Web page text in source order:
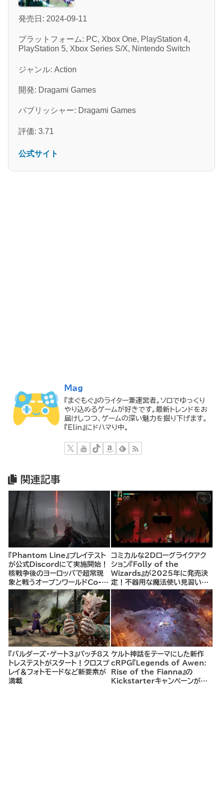
発売日: 2024-09-11
プラットフォーム: PC, Xbox One, PlayStation 4,
PlayStation 5, Xbox Series S/X, Nintendo Switch
ジャンル: Action
開発: Dragami Games
パブリッシャー: Dragami Games
評価: 3.71
公式サイト
Mag
『まぐもぐ』のライター兼運営者。ソロでゆっくり
やり込めるゲームが好きです。最新トレンドをお
届けしつつ、ゲームの深い魅力を掘り下げます。
『Elin』にドハマり中。
関連記事
『Phantom Line』プレイテスト
が公式Discordにて実施開始！
核戦争後のヨーロッパで超常現
象と戦うオープンワールドCo-
opシューター
コミカルな2Dローグライクアク
ション『Folly of the
Wizards』が2025年に発売決
定！不器用な魔法使い見習いと
して、ランダム生成ダンジョンを
探索し、世界を救う冒険へ。
『バルダーズ・ゲート3』パッチ8ス
トレステストがスタート！クロスプ
レイ＆フォトモードなど新要素が
満載
ケルト神話をテーマにした新作
cRPG『Legends of Awen:
Rise of the Fianna』の
Kickstarterキャンペーンがま